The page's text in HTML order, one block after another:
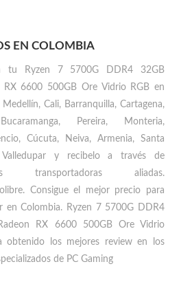
EN COLOMBIA
tu
Ryzen 7 5700G DDR4 32GB
RX 6600 500GB Ore Vidrio RGB en
Medellín, Cali, Barranquilla, Cartagena,
Pereira, Monteria,
Cúcuta, Neiva, Armenia, Santa
y recibelo a través de
transportadoras aliadas.
Consigue el mejor precio para
en Colombia. Ryzen 7 5700G DDR4
RX 6600 500GB Ore Vidrio
obtenido los mejores review en los
de PC Gaming